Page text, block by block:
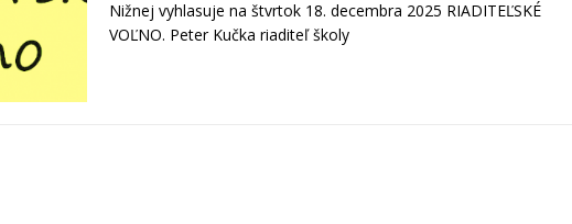
Nižnej vyhlasuje na štvrtok 18. decembra 2025 RIADITEĽSKÉ
VOĽNO. Peter Kučka riaditeľ školy